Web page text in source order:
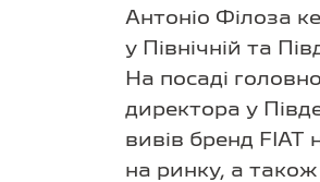
Антоніо Філоза
у Північній та
На посаді
директора у
вивів бренд FIAT
на ринку, а